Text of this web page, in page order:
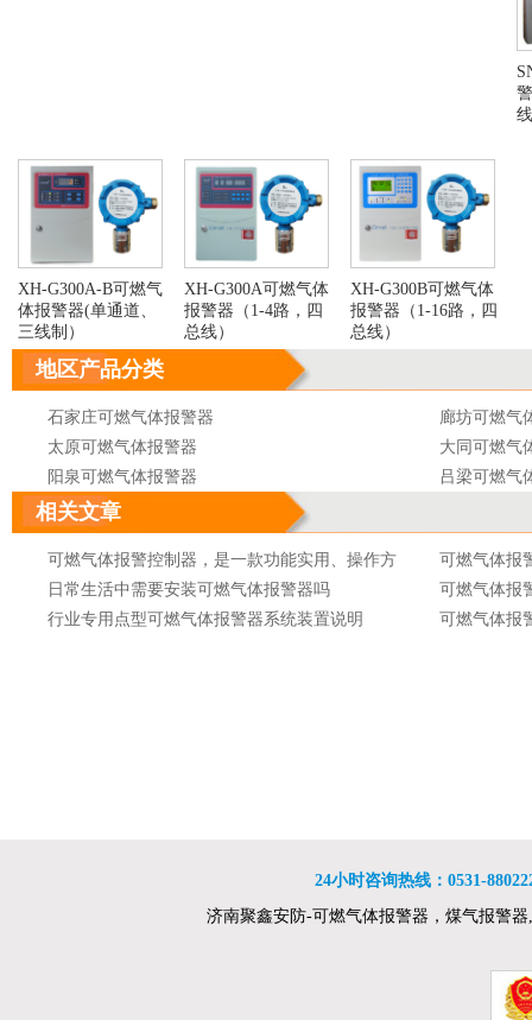
XH-G300A-B可燃气
体报警器(单通道、
三线制）
XH-G300A可燃气体
报警器（1-4路，四
总线）
XH-G300B可燃气体
报警器（1-16路，四
总线）
地区产品分类
石家庄可燃气体报警器
廊坊可燃气
太原可燃气体报警器
大同可燃气
阳泉可燃气体报警器
吕梁可燃气
呼和浩特可燃气体报警器
大连可燃气体报警器
长春可燃气
吉林可燃气体报警器
哈尔滨可燃
南京可燃气体报警器
无锡可燃气
徐州可燃气体报警器
苏州可燃气
相关文章
可燃气体报警控制器，是一款功能实用、操作方
便的可燃气体报警控制器
可燃气体报
日常生活中需要安装可燃气体报警器吗
可燃气体报
行业专用点型可燃气体报警器系统装置说明
可燃气体报
易燃易爆
可燃气体报警器的技术指标及代码含义
可燃气体报
可燃气体报警器测量精度高、性能稳定、低功
影响可燃气
可燃气体
全监视器
可燃气体报
24小时咨询热线：0531-
济南聚鑫安防-可燃气体报警器，煤气报警